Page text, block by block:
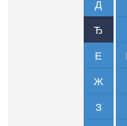
Д
Ђ
Е
Ж
З